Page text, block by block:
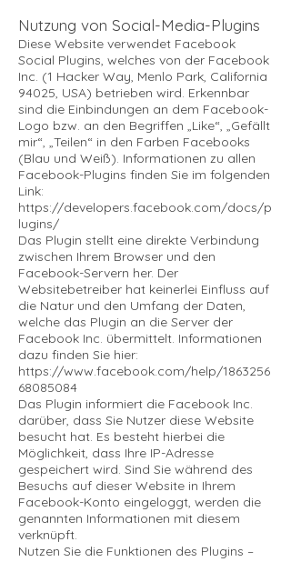
Nutzung von Social-Media-Plugins
Diese Website verwendet Facebook
Social Plugins, welches von der Facebook
Inc. (1 Hacker Way, Menlo Park, California
94025, USA) betrieben wird. Erkennbar
sind die Einbindungen an dem Facebook-
Logo bzw. an den Begriffen „Like“, „Gefällt
mir“, „Teilen“ in den Farben Facebooks
(Blau und Weiß). Informationen zu allen
Facebook-Plugins finden Sie im folgenden
Link:
https://developers.facebook.com/docs/p
lugins/
Das Plugin stellt eine direkte Verbindung
zwischen Ihrem Browser und den
Facebook-Servern her. Der
Websitebetreiber hat keinerlei Einfluss auf
die Natur und den Umfang der Daten,
welche das Plugin an die Server der
Facebook Inc. übermittelt. Informationen
dazu finden Sie hier:
https://www.facebook.com/help/1863256
68085084
Das Plugin informiert die Facebook Inc.
darüber, dass Sie Nutzer diese Website
besucht hat. Es besteht hierbei die
Möglichkeit, dass Ihre IP-Adresse
gespeichert wird. Sind Sie während des
Besuchs auf dieser Website in Ihrem
Facebook-Konto eingeloggt, werden die
genannten Informationen mit diesem
verknüpft.
Nutzen Sie die Funktionen des Plugins –